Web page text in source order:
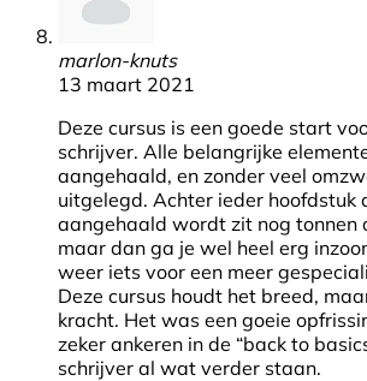
marlon-knuts
13 maart 2021
Deze cursus is een goede start
schrijver. Alle belangrijke
aangehaald, en zonder veel
uitgelegd. Achter ieder hoofdstuk
aangehaald wordt zit nog tonnen
maar dan ga je wel heel erg
weer iets voor een meer
Deze cursus houdt het breed,
kracht. Het was een goeie
zeker ankeren in de “back to
schrijver al wat verder staan.